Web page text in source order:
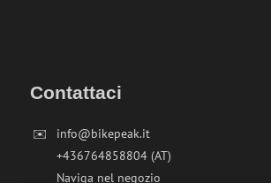
Contattaci
✉️
info@bikepeak.it
+436764858804 (AT)
Naviga nel negozio